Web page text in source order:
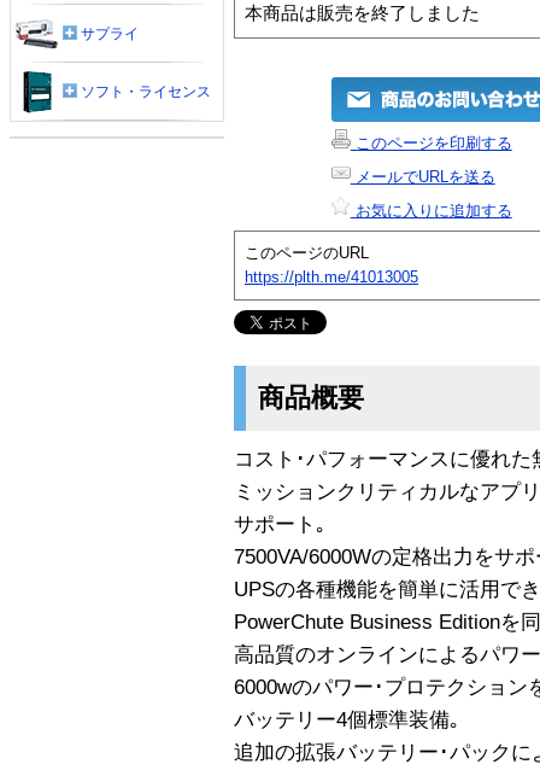
本商品は販売を終了しました
このページを印刷する
メールでURLを送る
お気に入りに追加する
このページのURL
https://plth.me/41013005
商品概要
コスト･パフォーマンスに優れた
ミッションクリティカルなアプ
サポート｡
7500VA/6000Wの定格出力をサ
UPSの各種機能を簡単に活用で
PowerChute Business Editionを
高品質のオンラインによるパワ
6000wのパワー･プロテクション
バッテリー4個標準装備｡
追加の拡張バッテリー･パック
サプライ
ソフト・ライセンス